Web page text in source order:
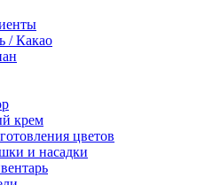
/ Какао
крем
цветов
и насадки